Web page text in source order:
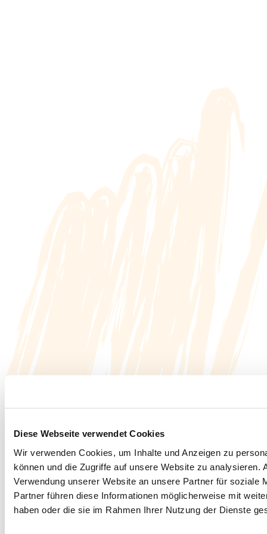
Diese Webseite verwendet Cookies
Wir verwenden Cookies, um Inhalte und Anzeigen zu
können und die Zugriffe auf unsere Website zu analysieren.
Verwendung unserer Website an unsere Partner für soziale
Partner führen diese Informationen möglicherweise mit
haben oder die sie im Rahmen Ihrer Nutzung der Dienste